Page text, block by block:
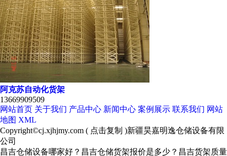
阿克苏自动化货架
13669909509
网站首页 关于我们 产品中心 新闻中心 案例展示 联系我们 网站
地图 XML
Copyright©cj.xjhjmy.com ( 点击复制 )新疆昊嘉明逸仓储设备有限
公司
昌吉仓储设备哪家好？昌吉仓储货架报价是多少？昌吉货架质量